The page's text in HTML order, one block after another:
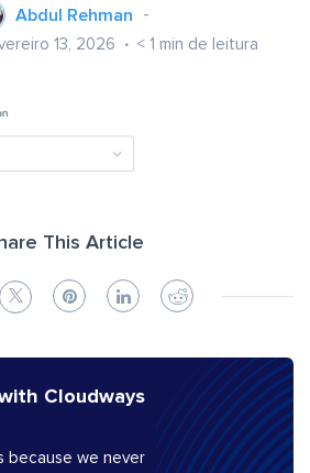
Abdul Rehman
13, 2026 < 1 min de leitura
This Article
Cloudways
because we never